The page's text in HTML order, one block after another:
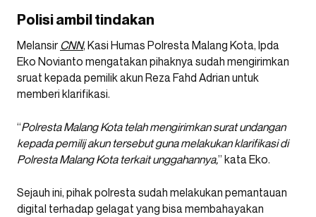
Polisi ambil tindakan
Melansir CNN, Kasi Humas Polresta Malang Kota, Ipda
Eko Novianto mengatakan pihaknya sudah mengirimkan
sruat kepada pemilik akun Reza Fahd Adrian untuk
memberi klarifikasi.
“Polresta Malang Kota telah mengirimkan surat undangan
kepada pemilij akun tersebut guna melakukan klarifikasi di
Polresta Malang Kota terkait unggahannya,” kata Eko.
Sejauh ini, pihak polresta sudah melakukan pemantauan
digital terhadap gelagat yang bisa membahayakan